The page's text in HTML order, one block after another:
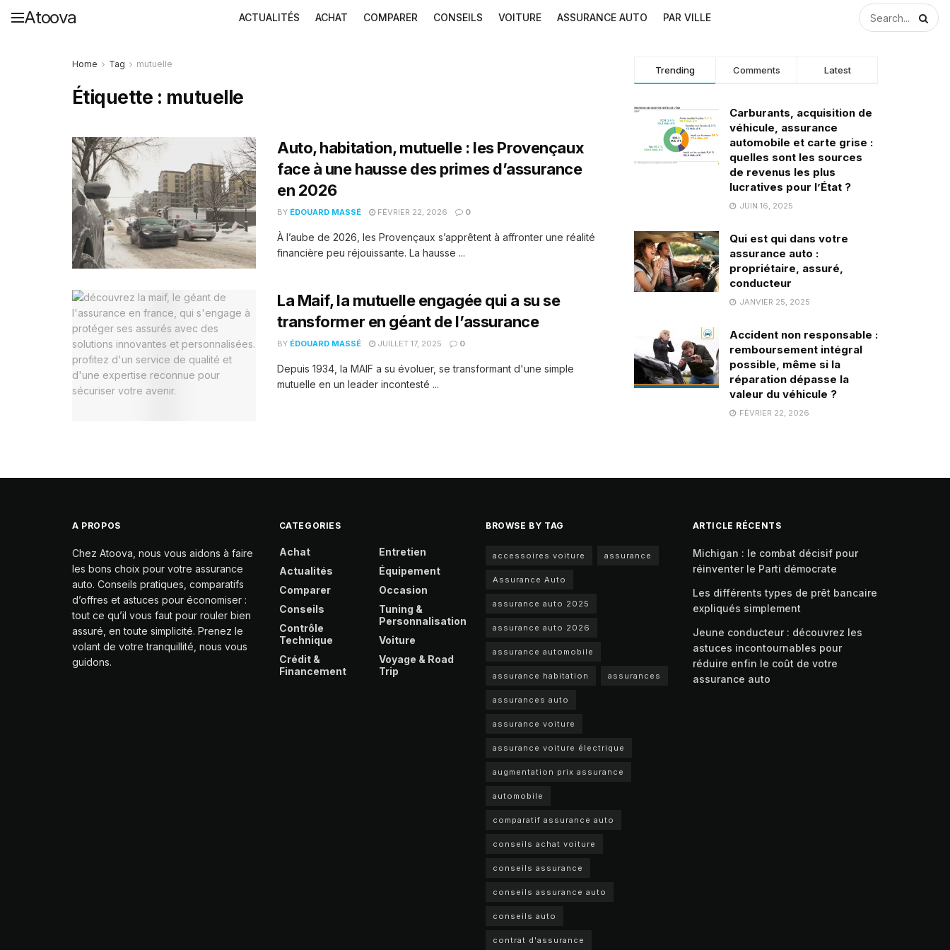
Atoova ACTUALITÉS ACHAT COMPARER CONSEILS VOITURE ASSURANCE AUTO PAR VILLE
Home Tag mutuelle
Étiquette : mutuelle
Auto, habitation, mutuelle : les Provençaux
face à une hausse des primes d’assurance
en 2026
BY ÉDOUARD MASSÉ FÉVRIER 22, 2026 0
À l’aube de 2026, les Provençaux s’apprêtent à affronter une réalité
financière peu réjouissante. La hausse ...
La Maif, la mutuelle engagée qui a su se
transformer en géant de l’assurance
BY ÉDOUARD MASSÉ JUILLET 17, 2025 0
Depuis 1934, la MAIF a su évoluer, se transformant d'une simple
mutuelle en un leader incontesté ...
Trending Comments Latest
Carburants, acquisition de
véhicule, assurance
automobile et carte grise :
quelles sont les sources
de revenus les plus
lucratives pour l’État ?
JUIN 16, 2025
Qui est qui dans votre
assurance auto :
propriétaire, assuré,
conducteur
JANVIER 25, 2025
Accident non responsable :
remboursement intégral
possible, même si la
réparation dépasse la
valeur du véhicule ?
FÉVRIER 22, 2026
A PROPOS
Chez Atoova, nous vous aidons à faire
les bons choix pour votre assurance
auto. Conseils pratiques, comparatifs
d’offres et astuces pour économiser :
tout ce qu’il vous faut pour rouler bien
assuré, en toute simplicité. Prenez le
volant de votre tranquillité, nous vous
guidons.
CATEGORIES
Achat
Actualités
Comparer
Conseils
Contrôle
Technique
Crédit &
Financement
Entretien
Équipement
Occasion
Tuning &
Personnalisation
Voiture
Voyage & Road
Trip
BROWSE BY TAG
accessoires voiture assurance
Assurance Auto
assurance auto 2025
assurance auto 2026
assurance automobile
assurance habitation assurances
assurances auto
assurance voiture
assurance voiture électrique
augmentation prix assurance
automobile
comparatif assurance auto
conseils achat voiture
conseils assurance
conseils assurance auto
conseils auto
contrat d'assurance
ARTICLE RÉCENTS
Michigan : le combat décisif pour
réinventer le Parti démocrate
Les différents types de prêt bancaire
expliqués simplement
Jeune conducteur : découvrez les
astuces incontournables pour
réduire enfin le coût de votre
assurance auto